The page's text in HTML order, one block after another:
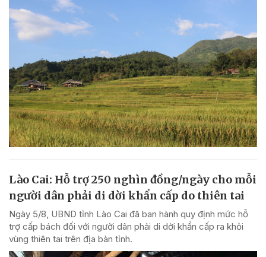
Lào Cai: Hỗ trợ 250 nghìn đồng/ngày cho mỗi
người dân phải di dời khẩn cấp do thiên tai
Ngày 5/8, UBND tỉnh Lào Cai đã ban hành quy định mức hỗ
trợ cấp bách đối với người dân phải di dời khẩn cấp ra khỏi
vùng thiên tai trên địa bàn tỉnh.